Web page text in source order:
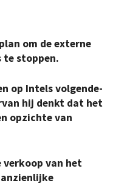
om de externe
te stoppen.
op Intels volgende-
hij denkt dat het
opzichte van
verkoop van het